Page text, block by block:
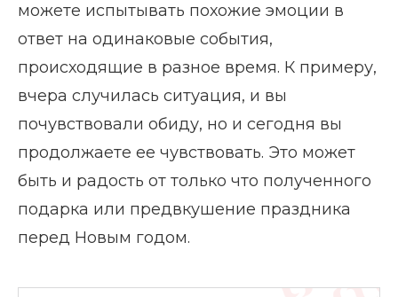
можете испытывать похожие эмоции в
ответ на одинаковые события,
происходящие в разное время. К примеру,
вчера случилась ситуация, и вы
почувствовали обиду, но и сегодня вы
продолжаете ее чувствовать. Это может
быть и радость от только что полученного
подарка или предвкушение праздника
перед Новым годом.